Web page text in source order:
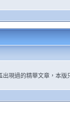
現過的精華文章，本版